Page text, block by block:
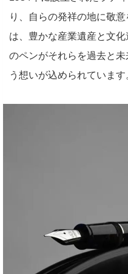
り、自らの発祥の地に敬
は、豊かな産業遺産と文
のペンがそれらを過去と
う想いが込められています